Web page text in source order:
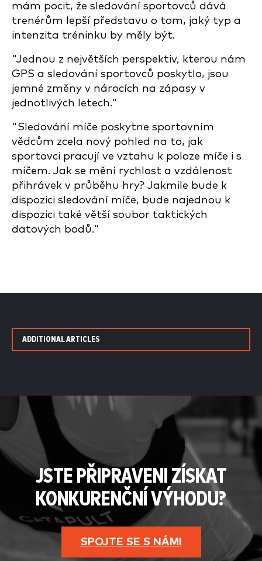
mám pocit, že sledování sportovců dává
trenérům lepší představu o tom, jaký typ a
intenzita tréninku by měly být.
"Jednou z největších perspektiv, kterou nám
GPS a sledování sportovců poskytlo, jsou
jemné změny v nárocích na zápasy v
jednotlivých letech."
"Sledování míče poskytne sportovním
vědcům zcela nový pohled na to, jak
sportovci pracují ve vztahu k poloze míče i s
míčem. Jak se mění rychlost a vzdálenost
přihrávek v průběhu hry? Jakmile bude k
dispozici sledování míče, bude najednou k
dispozici také větší soubor taktických
datových bodů."
ADDITIONAL ARTICLES
JSTE PŘIPRAVENI ZÍSKAT
KONKURENČNÍ VÝHODU?
SPOJTE SE S NÁMI